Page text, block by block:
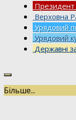
Президент
Верховна
Урядовий
Урядовий
Державні
Більше...